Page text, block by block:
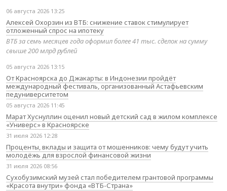
06 августа 2026 13:25
Алексей Охорзин из ВТБ: снижение ставок стимулирует
отложенный спрос на ипотеку
ВТБ за семь месяцев года оформил более 41 тыс. сделок на сумму
свыше 200 млрд рублей
05 августа 2026 13:15
От Красноярска до Джакарты: в Индонезии пройдёт
международный фестиваль, организованный Астафьевским
педуниверситетом
05 августа 2026 11:45
Марат Хуснуллин оценил новый детский сад в жилом комплексе
«Универс» в Красноярске
31 июля 2026 12:28
Проценты, вклады и защита от мошенников: чему будут учить
молодёжь для взрослой финансовой жизни
31 июля 2026 08:56
Сухобузимский музей стал победителем грантовой программы
«Красота внутри» фонда «ВТБ-Страна»